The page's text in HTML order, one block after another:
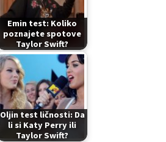
Emin test: Koliko
poznajete spotove
Taylor Swift?
Oljin test ličnosti: Da
li si Katy Perry ili
Taylor Swift?